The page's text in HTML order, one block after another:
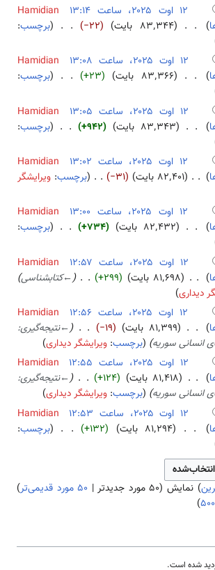
Hamidian
۸۳٬۳۴۴ بایت
−۲۲
برچسب:
Hamidian
۸۳٬۳۶۶ بایت
+۲۳
برچسب:
Hamidian
۸۳٬۳۴۳ بایت
+۹۴۲
برچسب:
Hamidian
۸۲٬۴۰۱ بایت
−۳۱
برچسب: ویرایشگر
Hamidian
۸۲٬۴۳۲ بایت
+۷۳۴
برچسب:
Hamidian
۸۱٬۶۹۸ بایت +۲۹۹ ←کتابشناسی
دیداری
Hamidian
۸۱٬۳۹۹ بایت −۱۹ ←نتیجه‌گیری:
انسانی سوریه
برچسب:ویرایشگر دیداری
Hamidian
۸۱٬۴۱۸ بایت +۱۲۴ ←نتیجه‌گیری:
انسانی سوریه
برچسب:ویرایشگر دیداری
Hamidian
۸۱٬۲۹۴ بایت
+۱۳۲
برچسب:
) نمایش (۵۰ مورد جدیدتر | ۵۰ مورد قدیمی‌تر
)
۵۰۰)